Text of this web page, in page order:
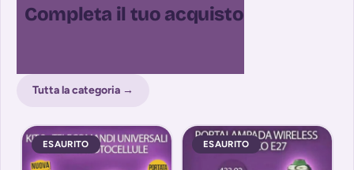
Completa il tuo acquisto
Tutta la categoria →
ESAURITO ESAURITO